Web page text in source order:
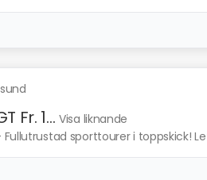
Fr. 1... Visa liknande
sporttourer i toppskick!